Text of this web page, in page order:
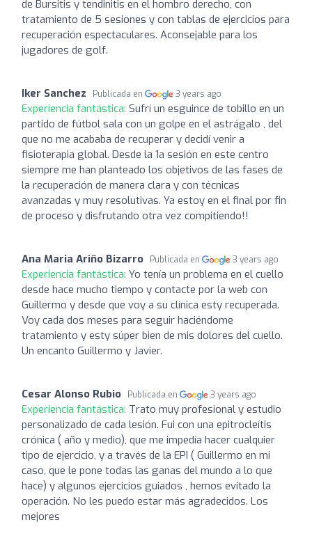
de Bursitis y tendinitis en el hombro derecho, con
tratamiento de 5 sesiones y con tablas de ejercicios para
recuperación espectaculares. Aconsejable para los
jugadores de golf.
Iker Sanchez Publicada en 3 years ago
Experiencia fantástica: Sufrí un esguince de tobillo en un
partido de fútbol sala con un golpe en el astrágalo , del
que no me acababa de recuperar y decidí venir a
fisioterapia global. Desde la 1a sesión en este centro
siempre me han planteado los objetivos de las fases de
la recuperación de manera clara y con técnicas
avanzadas y muy resolutivas. Ya estoy en el final por fin
de proceso y disfrutando otra vez compitiendo!!
Ana Maria Ariño Bizarro Publicada en 3 years ago
Experiencia fantástica: Yo tenía un problema en el cuello
desde hace mucho tiempo y contacte por la web con
Guillermo y desde que voy a su clínica esty recuperada.
Voy cada dos meses para seguir haciéndome
tratamiento y esty súper bien de mis dolores del cuello.
Un encanto Guillermo y Javier.
Cesar Alonso Rubio Publicada en 3 years ago
Experiencia fantástica: Trato muy profesional y estudio
personalizado de cada lesión. Fui con una epitrocleítis
crónica ( año y medio), que me impedía hacer cualquier
tipo de ejercicio, y a través de la EPI ( Guillermo en mi
caso, que le pone todas las ganas del mundo a lo que
hace) y algunos ejercicios guiados , hemos evitado la
operación. No les puedo estar más agradecidos. Los
mejores